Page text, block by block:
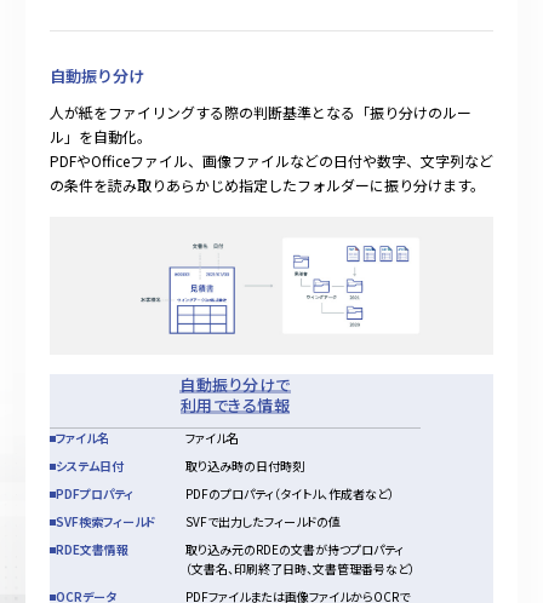
自動振り分け
⼈が紙をファイリングする際の判断基準となる「振り分けのルー
ル」を⾃動化。
PDFやOfficeファイル、画像ファイルなどの⽇付や数字、⽂字列など
の条件を読み取りあらかじめ指定したフォルダーに振り分けます。
自動振り分けで
利用できる情報
ファイル名
ファイル名
システム日付
取り込み時の⽇付時刻
PDFプロパティ
PDFのプロパティ（タイトル、作成者など）
SVF検索フィールド
SVFで出⼒したフィールドの値
RDE文書情報
取り込み元のRDEの⽂書が持つプロパティ
（⽂書名、印刷終了⽇時、⽂書管理番号など）
OCRデータ
PDFファイルまたは画像ファイルからOCRで